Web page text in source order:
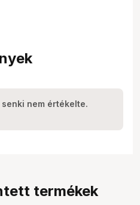
nem értékelte.
termékek